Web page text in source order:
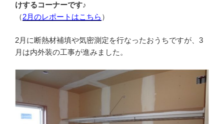
けするコーナーです♪
（2月のレポートはこちら ）
2月に断熱材補填や気密測定を行なったおうちですが、3
月は内外装の工事が進みました。